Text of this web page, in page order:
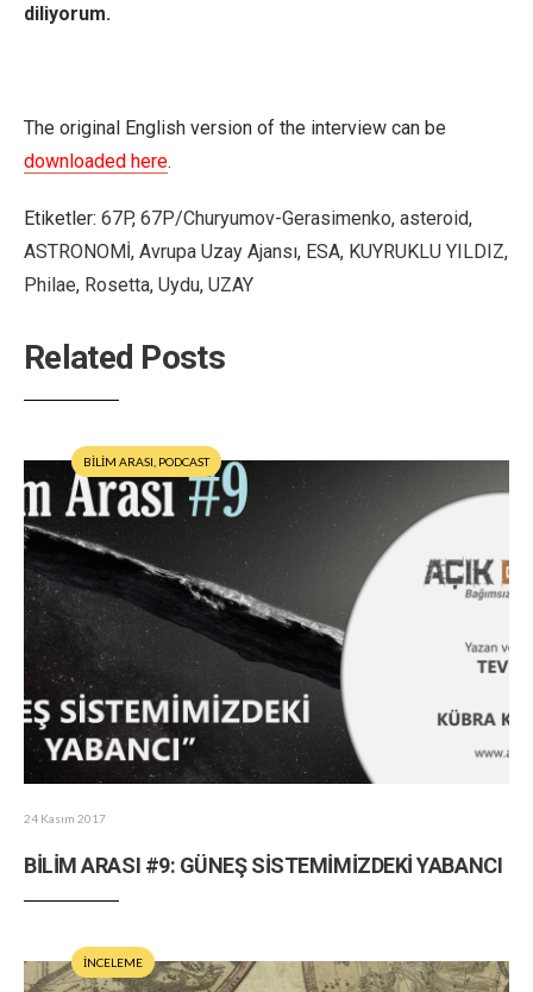
diliyorum.
The original English version of the interview can be
downloaded here.
Etiketler: 67P, 67P/Churyumov-Gerasimenko, asteroid,
ASTRONOMİ, Avrupa Uzay Ajansı, ESA, KUYRUKLU YILDIZ,
Philae, Rosetta, Uydu, UZAY
Related Posts
BİLİM ARASI PODCAST
24 Kasım 2017
BİLİM ARASI #9: GÜNEŞ SİSTEMİMİZDEKİ YABANCI
İNCELEME